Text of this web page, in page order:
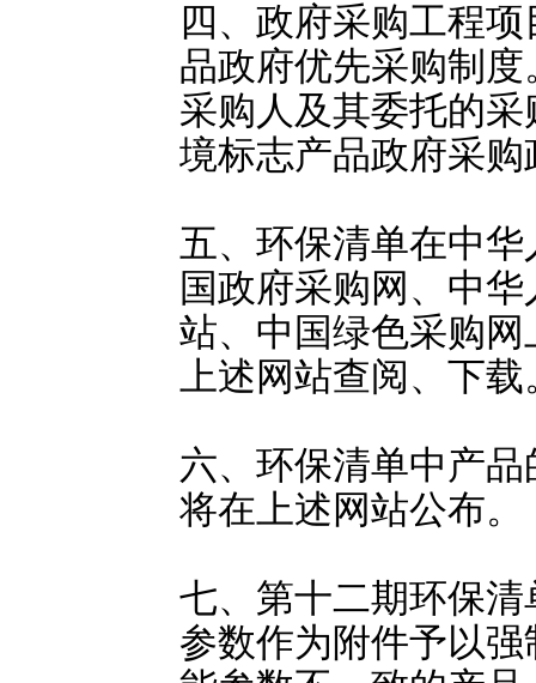
四、政府采购工程
品政府优先采购制
采购人及其委托的
境标志产品政府采购
五、环保清单在中
国政府采购网、中
站、中国绿色采购
上述网站查阅、下载
六、环保清单中产
将在上述网站公布。
七、第十二期环保
参数作为附件予以